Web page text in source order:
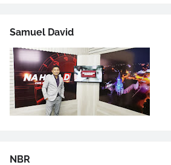
Samuel David
NBR